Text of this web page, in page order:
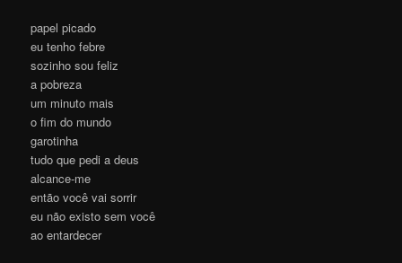
papel picado
eu tenho febre
sozinho sou feliz
a pobreza
um minuto mais
o fim do mundo
garotinha
tudo que pedi a deus
alcance-me
então você vai sorrir
eu não existo sem você
ao entardecer